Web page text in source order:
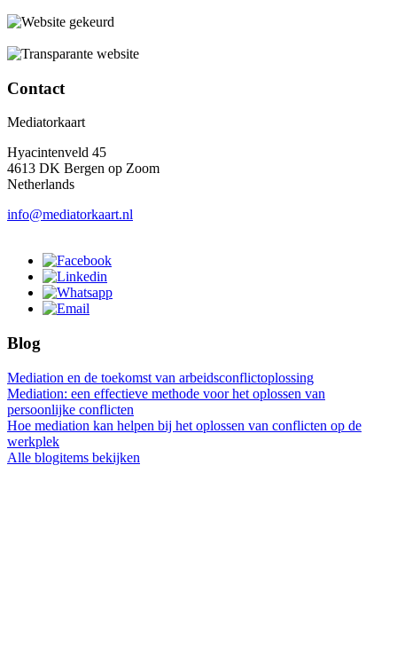
Contact
Mediatorkaart
Hyacintenveld 45
4613 DK Bergen op Zoom
Netherlands
info@mediatorkaart.nl
Blog
Mediation en de toekomst van arbeidsconflictoplossing
Mediation: een effectieve methode voor het oplossen van
persoonlijke conflicten
Hoe mediation kan helpen bij het oplossen van conflicten op de
werkplek
Alle blogitems bekijken